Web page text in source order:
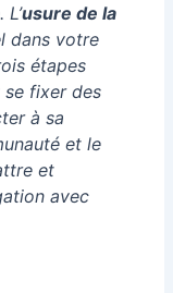
usure de la
dans votre
étapes
se fixer des
à sa
et le
et
avec